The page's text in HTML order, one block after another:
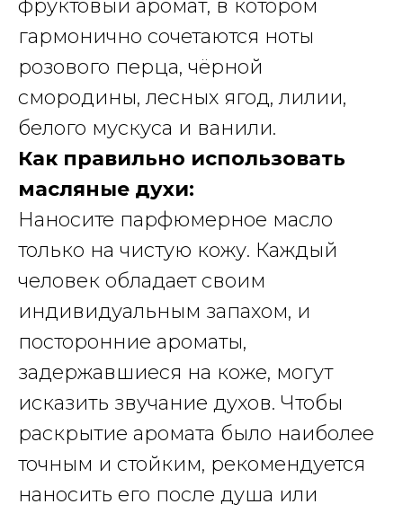
фруктовый аромат, в котором
гармонично сочетаются ноты
розового перца, чёрной
смородины, лесных ягод, лилии,
белого мускуса и ванили.
Как правильно использовать
масляные духи:
Наносите парфюмерное масло
только на чистую кожу. Каждый
человек обладает своим
индивидуальным запахом, и
посторонние ароматы,
задержавшиеся на коже, могут
исказить звучание духов. Чтобы
раскрытие аромата было наиболее
точным и стойким, рекомендуется
наносить его после душа или